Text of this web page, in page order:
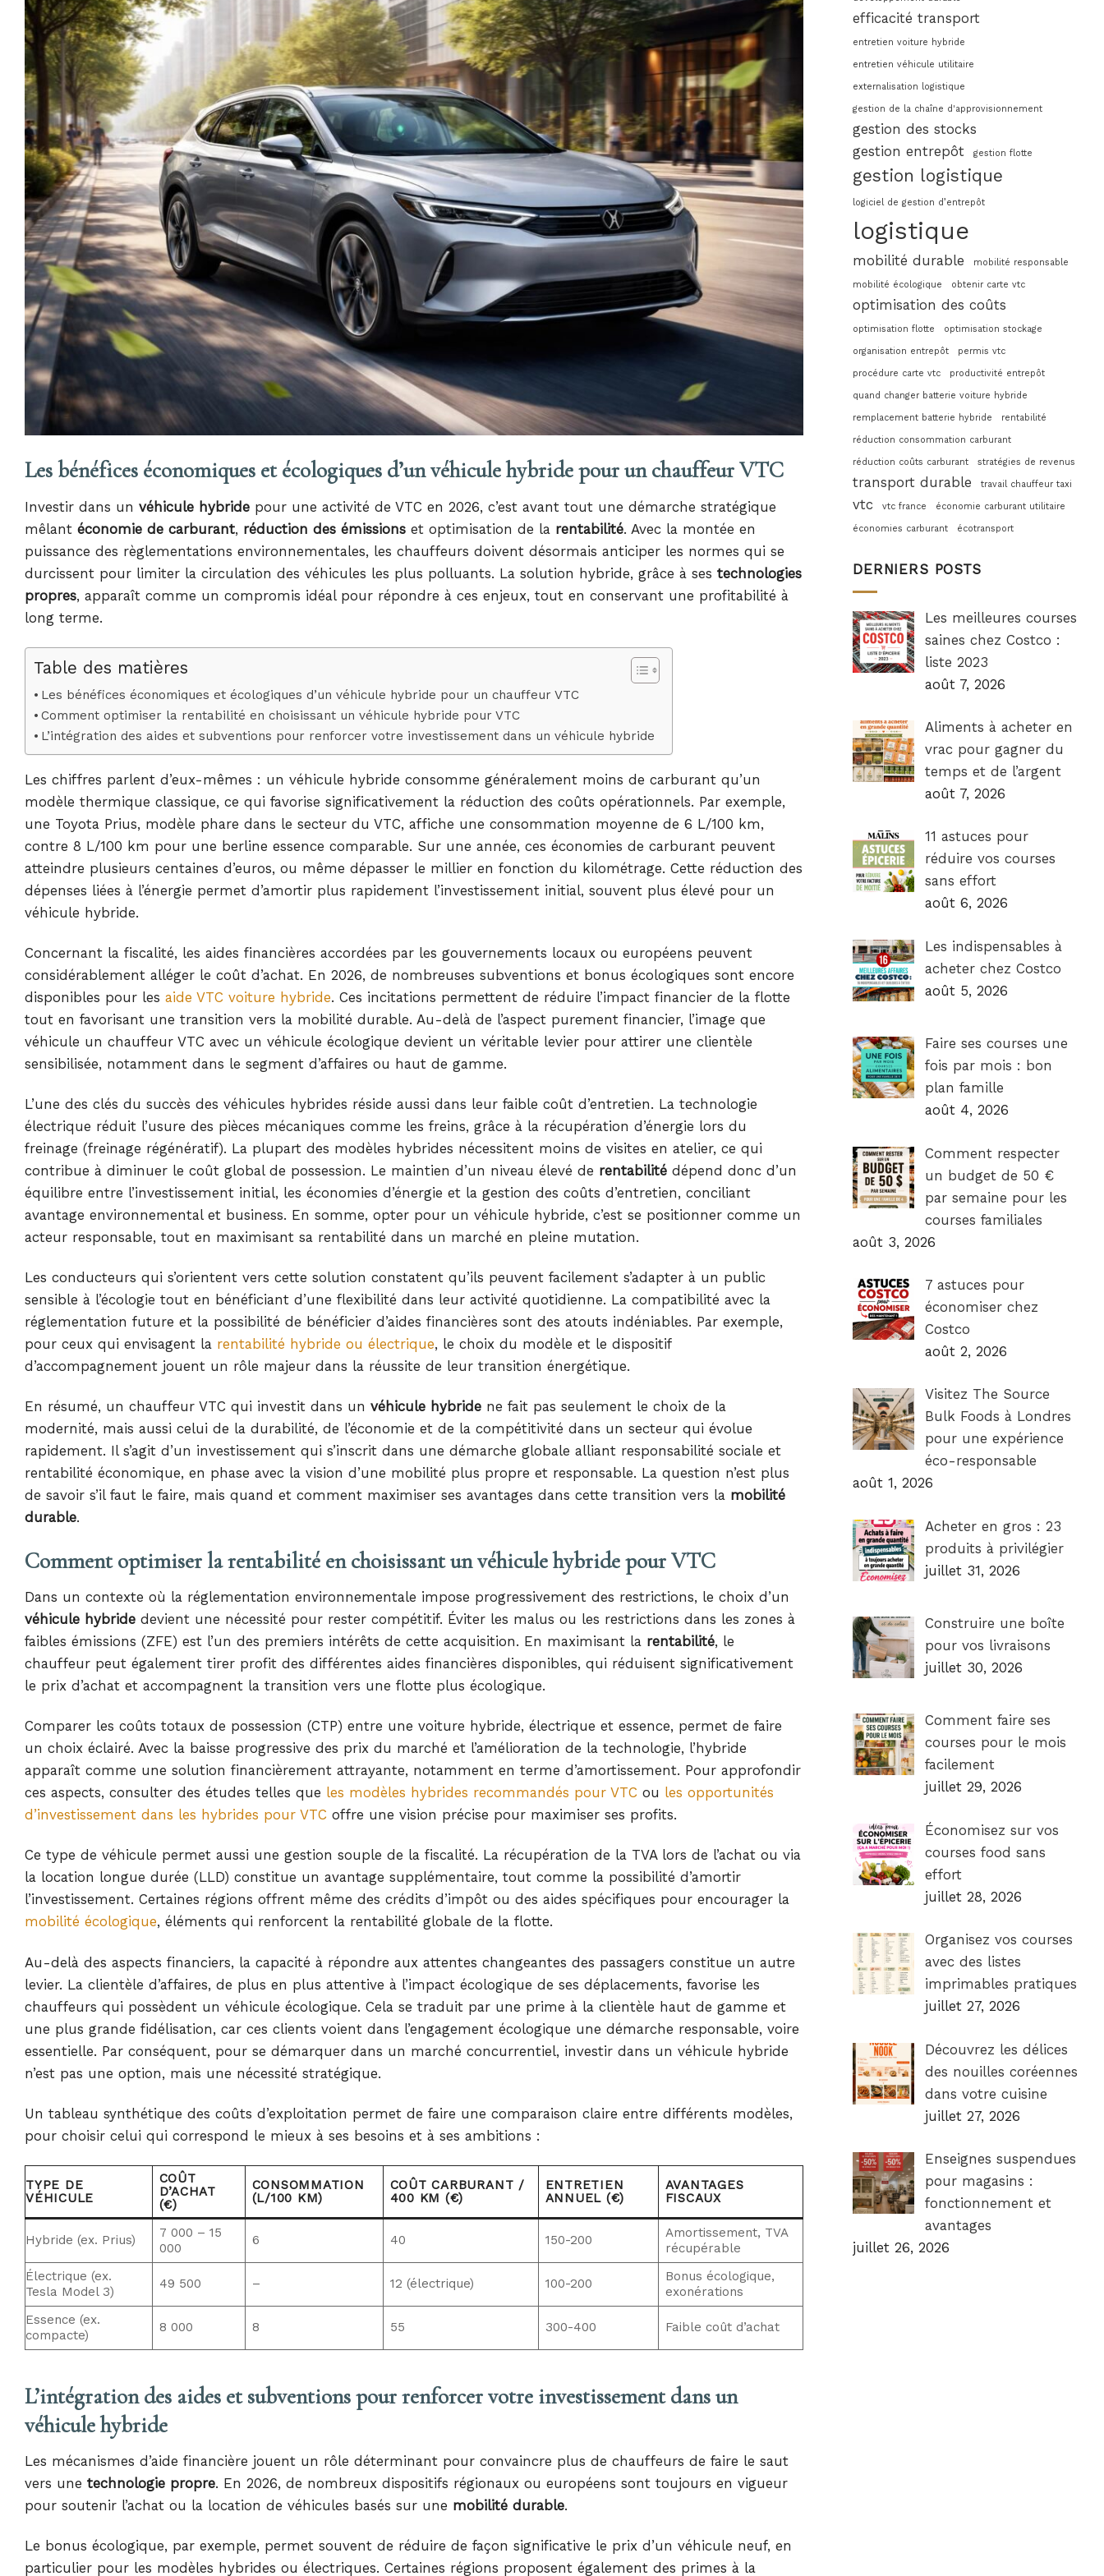
Les bénéfices économiques et écologiques d’un véhicule hybride pour un chauffeur VTC
Investir dans un véhicule hybride pour une activité de VTC en 2026, c’est avant tout une démarche stratégique
mêlant économie de carburant, réduction des émissions et optimisation de la rentabilité. Avec la montée en
puissance des règlementations environnementales, les chauffeurs doivent désormais anticiper les normes qui se
durcissent pour limiter la circulation des véhicules les plus polluants. La solution hybride, grâce à ses technologies
propres, apparaît comme un compromis idéal pour répondre à ces enjeux, tout en conservant une profitabilité à
long terme.
Table des matières
Les bénéfices économiques et écologiques d’un véhicule hybride pour un chauffeur VTC
Comment optimiser la rentabilité en choisissant un véhicule hybride pour VTC
L’intégration des aides et subventions pour renforcer votre investissement dans un véhicule hybride
Les chiffres parlent d’eux-mêmes : un véhicule hybride consomme généralement moins de carburant qu’un
modèle thermique classique, ce qui favorise significativement la réduction des coûts opérationnels. Par exemple,
une Toyota Prius, modèle phare dans le secteur du VTC, affiche une consommation moyenne de 6 L/100 km,
contre 8 L/100 km pour une berline essence comparable. Sur une année, ces économies de carburant peuvent
atteindre plusieurs centaines d’euros, ou même dépasser le millier en fonction du kilométrage. Cette réduction des
dépenses liées à l’énergie permet d’amortir plus rapidement l’investissement initial, souvent plus élevé pour un
véhicule hybride.
Concernant la fiscalité, les aides financières accordées par les gouvernements locaux ou européens peuvent
considérablement alléger le coût d’achat. En 2026, de nombreuses subventions et bonus écologiques sont encore
disponibles pour les aide VTC voiture hybride. Ces incitations permettent de réduire l’impact financier de la flotte
tout en favorisant une transition vers la mobilité durable. Au-delà de l’aspect purement financier, l’image que
véhicule un chauffeur VTC avec un véhicule écologique devient un véritable levier pour attirer une clientèle
sensibilisée, notamment dans le segment d’affaires ou haut de gamme.
L’une des clés du succès des véhicules hybrides réside aussi dans leur faible coût d’entretien. La technologie
électrique réduit l’usure des pièces mécaniques comme les freins, grâce à la récupération d’énergie lors du
freinage (freinage régénératif). La plupart des modèles hybrides nécessitent moins de visites en atelier, ce qui
contribue à diminuer le coût global de possession. Le maintien d’un niveau élevé de rentabilité dépend donc d’un
équilibre entre l’investissement initial, les économies d’énergie et la gestion des coûts d’entretien, conciliant
avantage environnemental et business. En somme, opter pour un véhicule hybride, c’est se positionner comme un
acteur responsable, tout en maximisant sa rentabilité dans un marché en pleine mutation.
Les conducteurs qui s’orientent vers cette solution constatent qu’ils peuvent facilement s’adapter à un public
sensible à l’écologie tout en bénéficiant d’une flexibilité dans leur activité quotidienne. La compatibilité avec la
réglementation future et la possibilité de bénéficier d’aides financières sont des atouts indéniables. Par exemple,
pour ceux qui envisagent la rentabilité hybride ou électrique, le choix du modèle et le dispositif
d’accompagnement jouent un rôle majeur dans la réussite de leur transition énergétique.
En résumé, un chauffeur VTC qui investit dans un véhicule hybride ne fait pas seulement le choix de la
modernité, mais aussi celui de la durabilité, de l’économie et de la compétitivité dans un secteur qui évolue
rapidement. Il s’agit d’un investissement qui s’inscrit dans une démarche globale alliant responsabilité sociale et
rentabilité économique, en phase avec la vision d’une mobilité plus propre et responsable. La question n’est plus
de savoir s’il faut le faire, mais quand et comment maximiser ses avantages dans cette transition vers la mobilité
durable.
Comment optimiser la rentabilité en choisissant un véhicule hybride pour VTC
Dans un contexte où la réglementation environnementale impose progressivement des restrictions, le choix d’un
véhicule hybride devient une nécessité pour rester compétitif. Éviter les malus ou les restrictions dans les zones à
faibles émissions (ZFE) est l’un des premiers intérêts de cette acquisition. En maximisant la rentabilité, le
chauffeur peut également tirer profit des différentes aides financières disponibles, qui réduisent significativement
le prix d’achat et accompagnent la transition vers une flotte plus écologique.
Comparer les coûts totaux de possession (CTP) entre une voiture hybride, électrique et essence, permet de faire
un choix éclairé. Avec la baisse progressive des prix du marché et l’amélioration de la technologie, l’hybride
apparaît comme une solution financièrement attrayante, notamment en terme d’amortissement. Pour approfondir
ces aspects, consulter des études telles que les modèles hybrides recommandés pour VTC ou les opportunités
d’investissement dans les hybrides pour VTC offre une vision précise pour maximiser ses profits.
Ce type de véhicule permet aussi une gestion souple de la fiscalité. La récupération de la TVA lors de l’achat ou via
la location longue durée (LLD) constitue un avantage supplémentaire, tout comme la possibilité d’amortir
l’investissement. Certaines régions offrent même des crédits d’impôt ou des aides spécifiques pour encourager la
mobilité écologique, éléments qui renforcent la rentabilité globale de la flotte.
Au-delà des aspects financiers, la capacité à répondre aux attentes changeantes des passagers constitue un autre
levier. La clientèle d’affaires, de plus en plus attentive à l’impact écologique de ses déplacements, favorise les
chauffeurs qui possèdent un véhicule écologique. Cela se traduit par une prime à la clientèle haut de gamme et
une plus grande fidélisation, car ces clients voient dans l’engagement écologique une démarche responsable, voire
essentielle. Par conséquent, pour se démarquer dans un marché concurrentiel, investir dans un véhicule hybride
n’est pas une option, mais une nécessité stratégique.
Un tableau synthétique des coûts d’exploitation permet de faire une comparaison claire entre différents modèles,
pour choisir celui qui correspond le mieux à ses besoins et à ses ambitions :
TYPE DE
VÉHICULE
COÛT
D’ACHAT
(€)
CONSOMMATION
(L/100 KM)
COÛT CARBURANT /
400 KM (€)
ENTRETIEN
ANNUEL (€)
AVANTAGES
FISCAUX
Hybride (ex. Prius)
7 000 – 15
000
6 40 150-200
Amortissement, TVA
récupérable
Électrique (ex.
Tesla Model 3)
49 500 – 12 (électrique) 100-200
Bonus écologique,
exonérations
Essence (ex.
compacte)
8 000 8 55 300-400 Faible coût d’achat
L’intégration des aides et subventions pour renforcer votre investissement dans un
véhicule hybride
Les mécanismes d’aide financière jouent un rôle déterminant pour convaincre plus de chauffeurs de faire le saut
vers une technologie propre. En 2026, de nombreux dispositifs régionaux ou européens sont toujours en vigueur
pour soutenir l’achat ou la location de véhicules basés sur une mobilité durable.
Le bonus écologique, par exemple, permet souvent de réduire de façon significative le prix d’un véhicule neuf, en
particulier pour les modèles hybrides ou électriques. Certaines régions proposent également des primes à la
efficacité transport
entretien voiture hybride
entretien véhicule utilitaire
externalisation logistique
gestion de la chaîne d'approvisionnement
gestion des stocks
gestion entrepôt
gestion flotte
gestion logistique
logiciel de gestion d’entrepôt
logistique
mobilité durable mobilité responsable
mobilité écologique obtenir carte vtc
optimisation des coûts
optimisation flotte optimisation stockage
organisation entrepôt permis vtc
procédure carte vtc productivité entrepôt
quand changer batterie voiture hybride
remplacement batterie hybride rentabilité
réduction consommation carburant
réduction coûts carburant stratégies de revenus
transport durable travail chauffeur taxi
vtc vtc france économie carburant utilitaire
économies carburant écotransport
DERNIERS POSTS
Les meilleures courses
saines chez Costco :
liste 2023
août 7, 2026
Aliments à acheter en
vrac pour gagner du
temps et de l’argent
août 7, 2026
11 astuces pour
réduire vos courses
sans effort
août 6, 2026
Les indispensables à
acheter chez Costco
août 5, 2026
Faire ses courses une
fois par mois : bon
plan famille
août 4, 2026
Comment respecter
un budget de 50 €
par semaine pour les
courses familiales
août 3, 2026
7 astuces pour
économiser chez
Costco
août 2, 2026
Visitez The Source
Bulk Foods à Londres
pour une expérience
éco-responsable
août 1, 2026
Acheter en gros : 23
produits à privilégier
juillet 31, 2026
Construire une boîte
pour vos livraisons
juillet 30, 2026
Comment faire ses
courses pour le mois
facilement
juillet 29, 2026
Économisez sur vos
courses food sans
effort
juillet 28, 2026
Organisez vos courses
avec des listes
imprimables pratiques
juillet 27, 2026
Découvrez les délices
des nouilles coréennes
dans votre cuisine
juillet 27, 2026
Enseignes suspendues
pour magasins :
fonctionnement et
avantages
juillet 26, 2026